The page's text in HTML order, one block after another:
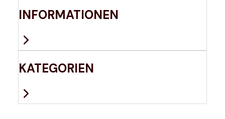
INFORMATIONEN
KATEGORIEN